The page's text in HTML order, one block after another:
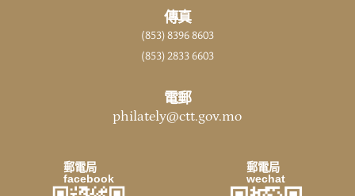
郵電局
facebook
郵電局
wechat
傳真
(853) 8396 8603
(853) 2833 6603
電郵
philately@ctt.gov.mo